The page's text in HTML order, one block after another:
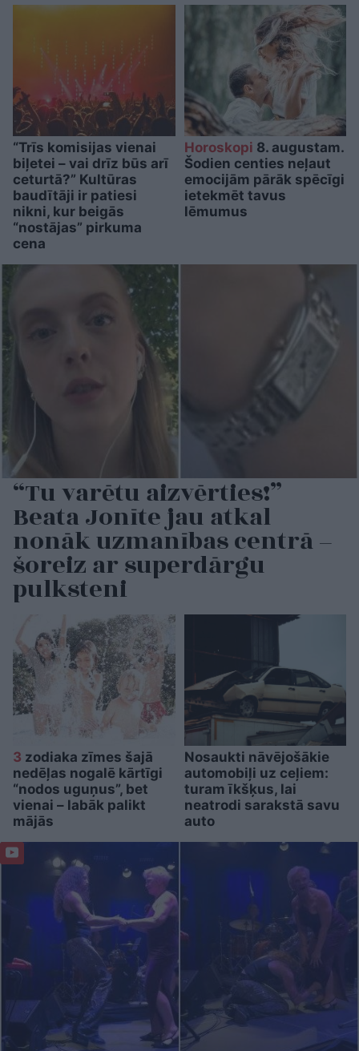
“Trīs komisijas vienai
biļetei – vai drīz būs arī
ceturtā?” Kultūras
baudītāji ir patiesi
nikni, kur beigās
“nostājas” pirkuma
cena
Horoskopi 8. augustam.
Šodien centies neļaut
emocijām pārāk spēcīgi
ietekmēt tavus
lēmumus
“Tu varētu aizvērties!”
Beata Jonīte jau atkal
nonāk uzmanības centrā –
šoreiz ar superdārgu
pulksteni
3 zodiaka zīmes šajā
nedēļas nogalē kārtīgi
“nodos uguņus”, bet
vienai – labāk palikt
mājās
Nosaukti nāvējošākie
automobiļi uz ceļiem:
turam īkšķus, lai
neatrodi sarakstā savu
auto